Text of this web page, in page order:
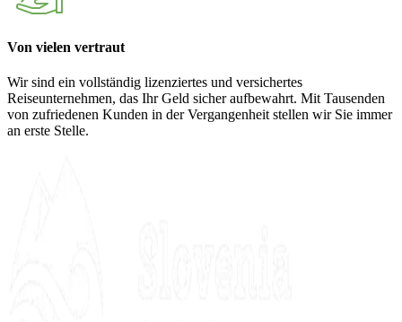
Von vielen vertraut
Wir sind ein vollständig lizenziertes und versichertes
Reiseunternehmen, das Ihr Geld sicher aufbewahrt. Mit Tausenden
von zufriedenen Kunden in der Vergangenheit stellen wir Sie immer
an erste Stelle.